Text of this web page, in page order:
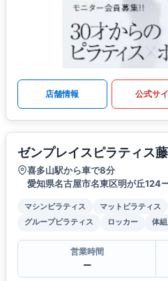
店舗情報 公式サ
ゼンプレイスピラティス
喜多山駅から車で8分
愛知県名古屋市名東区明が丘
マシンピラティス マットピラティス
グループピラティス
ロッカー 体
営業時間
ー